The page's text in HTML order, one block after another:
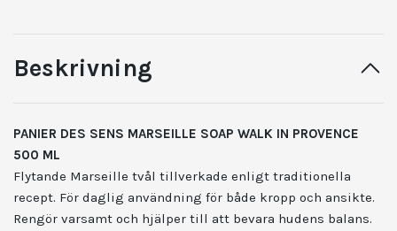
Beskrivning
PANIER DES SENS MARSEILLE SOAP WALK IN PROVENCE
500 ML
Flytande Marseille tvål tillverkade enligt traditionella
recept. För daglig användning för både kropp och ansikte.
Rengör varsamt och hjälper till att bevara hudens balans.